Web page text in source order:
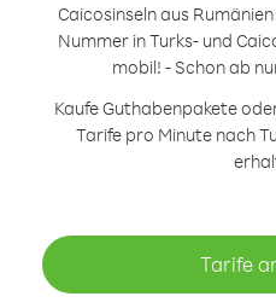
Caicosinseln aus
Nummer in Turks- und
mobil! - Schon ab
Kaufe Guthabenpakete
Tarife pro Minute nach
Tarife